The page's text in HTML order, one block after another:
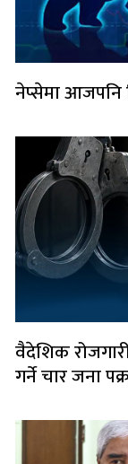
नेप्सेमा आजपनि
वैदेशिक
गर्ने चार जना